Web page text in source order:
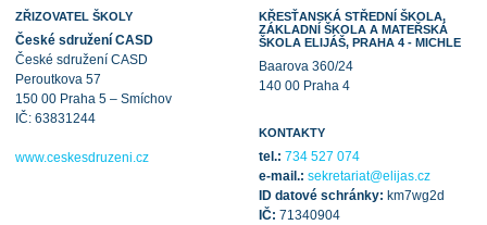
ZŘIZOVATEL ŠKOLY
České sdružení CASD
České sdružení CASD
Peroutkova 57
150 00 Praha 5 – Smíchov
IČ: 63831244
www.ceskesdruzeni.cz
KŘESŤANSKÁ STŘEDNÍ ŠKOLA,
ZÁKLADNÍ ŠKOLA A MATEŘSKÁ
ŠKOLA ELIJÁŠ, PRAHA 4 - MICHLE
Baarova 360/24
140 00 Praha 4
KONTAKTY
tel.: 734 527 074
e-mail.: sekretariat@elijas.cz
ID datové schránky: km7wg2d
IČ: 71340904